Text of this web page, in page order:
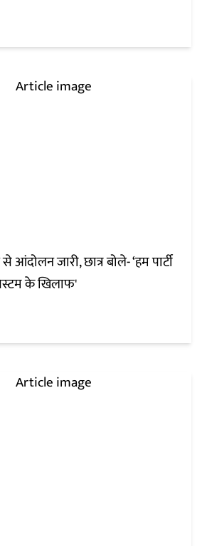
आंदोलन जारी, छात्र बोले- ‘हम पार्टी
के खिलाफ'